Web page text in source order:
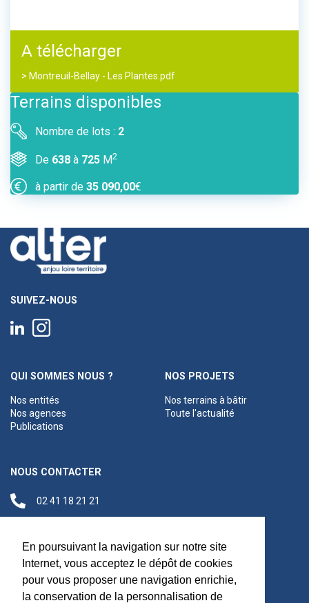
En poursuivant la navigation sur notre site
Internet, vous acceptez le dépôt de cookies
pour vous proposer une navigation enrichie,
la conservation de la personnalisation de
A télécharger
> Montreuil-Bellay - Les Plantes.pdf
Terrains disponibles
Nombre de lots : 2
De 638 à 725 M2
à partir de 35 090,00€
SUIVEZ-NOUS
QUI SOMMES NOUS ?
Nos entités
Nos agences
Publications
NOS PROJETS
Nos terrains à bâtir
Toute l'actualité
NOUS CONTACTER
02 41 18 21 21
Siège social
Maréchal Foch,
49100 Angers